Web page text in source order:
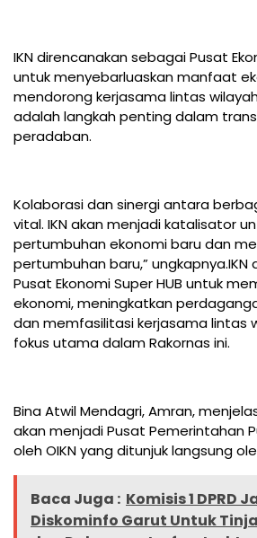
IKN direncanakan sebagai Pusat
untuk menyebarluaskan manfaat
mendorong kerjasama lintas
adalah langkah penting dalam
peradaban.
Kolaborasi dan sinergi antara
vital. IKN akan menjadi katalisator
pertumbuhan ekonomi baru dan
pertumbuhan baru,” ungkapnya.IKN
Pusat Ekonomi Super HUB untuk
ekonomi, meningkatkan
dan memfasilitasi kerjasama lintas
fokus utama dalam Rakornas ini.
Bina Atwil Mendagri, Amran,
akan menjadi Pusat Pemerintahan
oleh OIKN yang ditunjuk langsung
Baca Juga : Komisis 1 DPRD
Diskominfo Garut Untuk